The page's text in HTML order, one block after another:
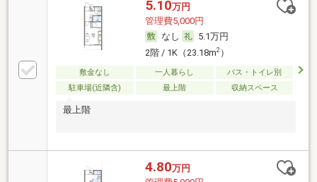
5.10万円
管理費5,000円
なし
5.1万円
2階 / 1K（23.18m2）
敷金なし 一人暮らし
バス・トイレ別
駐車場(近隣含)
最上階 収納スペース
最上階
4.80万円